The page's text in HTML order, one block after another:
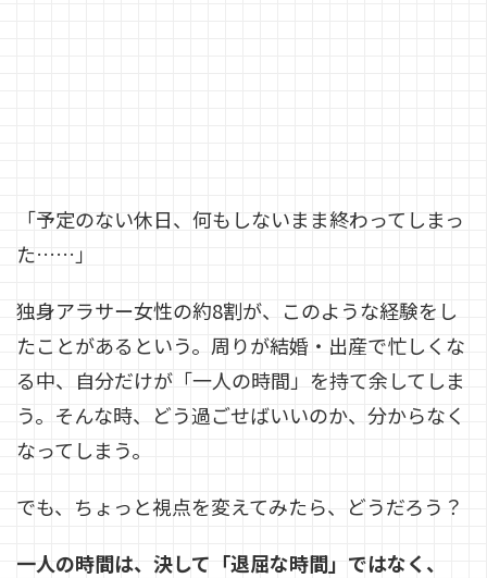
「予定のない休日、何もしないまま終わってしまっ
た……」
独身アラサー女性の約8割が、このような経験をし
たことがあるという。周りが結婚・出産で忙しくな
る中、自分だけが「一人の時間」を持て余してしま
う。そんな時、どう過ごせばいいのか、分からなく
なってしまう。
でも、ちょっと視点を変えてみたら、どうだろう？
一人の時間は、決して「退屈な時間」ではなく、